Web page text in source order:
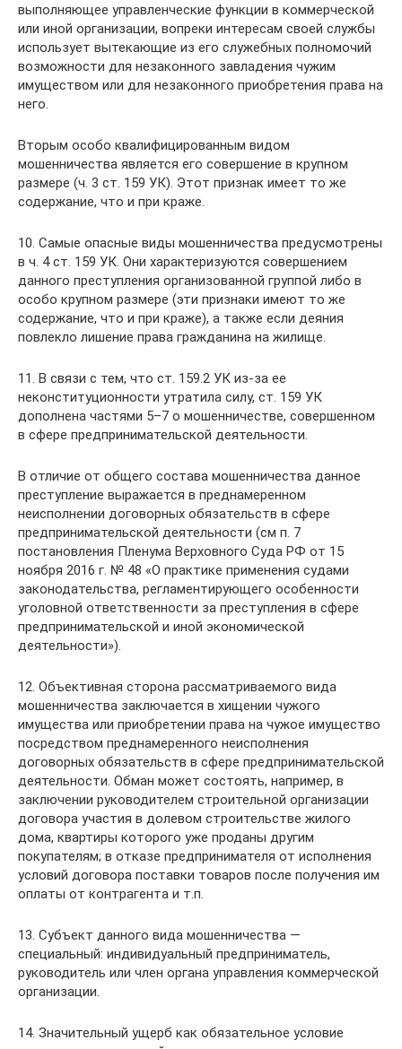
выполняющее управленческие функции в коммерческой
или иной организации, вопреки интересам своей службы
использует вытекающие из его служебных полномочий
возможности для незаконного завладения чужим
имуществом или для незаконного приобретения права на
него.
Вторым особо квалифицированным видом
мошенничества является его совершение в крупном
размере (ч. 3 ст. 159 УК). Этот признак имеет то же
содержание, что и при краже.
10. Самые опасные виды мошенничества предусмотрены
в ч. 4 ст. 159 УК. Они характеризуются совершением
данного преступления организованной группой либо в
особо крупном размере (эти признаки имеют то же
содержание, что и при краже), а также если деяния
повлекло лишение права гражданина на жилище.
11. В связи с тем, что ст. 159.2 УК из-за ее
неконституционности утратила силу, ст. 159 УК
дополнена частями 5–7 о мошенничестве, совершенном
в сфере предпринимательской деятельности.
В отличие от общего состава мошенничества данное
преступление выражается в преднамеренном
неисполнении договорных обязательств в сфере
предпринимательской деятельности (см п. 7
постановления Пленума Верховного Cуда РФ от 15
ноября 2016 г. № 48 «О практике применения судами
законодательства, регламентирующего особенности
уголовной ответственности за преступления в сфере
предпринимательской и иной экономической
деятельности»).
12. Объективная сторона рассматриваемого вида
мошенничества заключается в хищении чужого
имущества или приобретении права на чужое имущество
посредством преднамеренного неисполнения
договорных обязательств в сфере предпринимательской
деятельности. Обман может состоять, например, в
заключении руководителем строительной организации
договора участия в долевом строительстве жилого
дома, квартиры которого уже проданы другим
покупателям; в отказе предпринимателя от исполнения
условий договора поставки товаров после получения им
оплаты от контрагента и т.п.
13. Субъект данного вида мошенничества —
специальный: индивидуальный предприниматель,
руководитель или член органа управления коммерческой
организации.
14. Значительный ущерб как обязательное условие